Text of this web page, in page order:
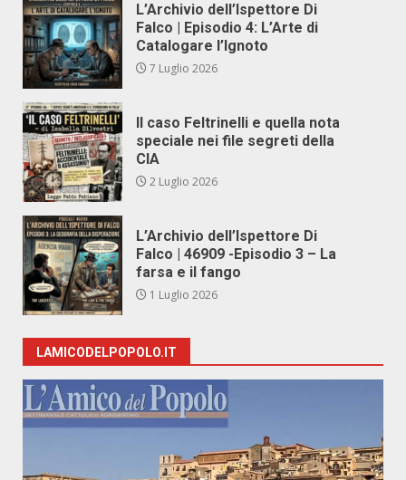
L’Archivio dell’Ispettore Di
Falco | Episodio 4: L’Arte di
Catalogare l’Ignoto
7 Luglio 2026
Il caso Feltrinelli e quella nota
speciale nei file segreti della
CIA
2 Luglio 2026
L’Archivio dell’Ispettore Di
Falco | 46909 -Episodio 3 – La
farsa e il fango
1 Luglio 2026
LAMICODELPOPOLO.IT